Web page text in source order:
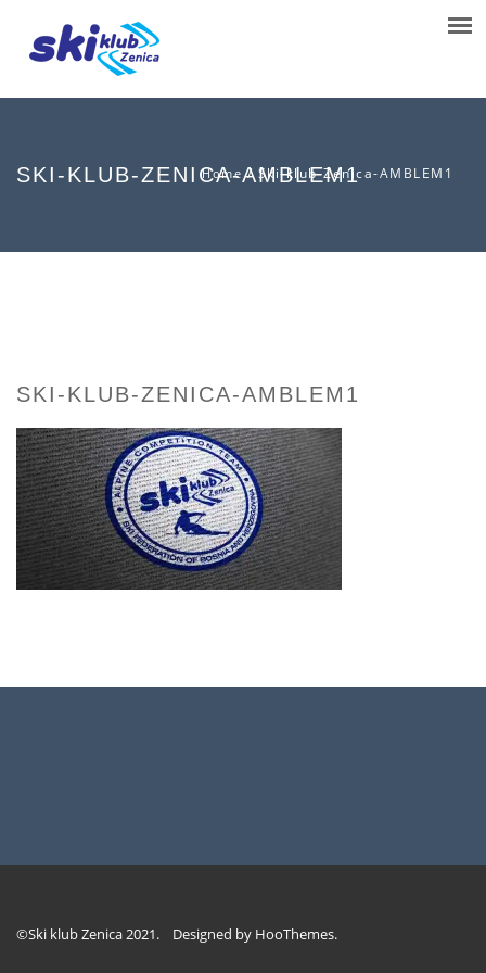
SKI-KLUB-ZENICA-AMBLEM1
Home / Ski-klub-Zenica-AMBLEM1
SKI-KLUB-ZENICA-AMBLEM1
©Ski klub Zenica 2021. Designed by HooThemes.